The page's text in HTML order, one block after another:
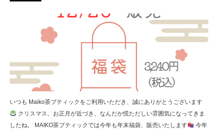
いつも Maiko茶ブティックをご利用いただき、誠にありがとうございます
クリスマス、お正月が近づき、なんだか慌ただしい雰囲気になってきま
したね。 MAIKO茶ブティックでは今年も年末福袋、販売いたします
今年